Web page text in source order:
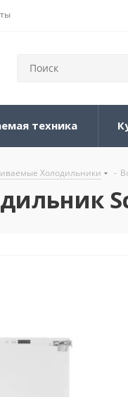
техника
Холодильники -